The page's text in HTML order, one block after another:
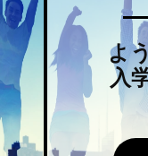
よ
入